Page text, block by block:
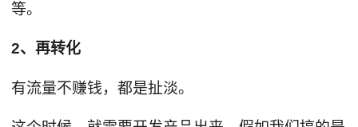
等。
2、再转化
有流量不赚钱，都是扯淡。